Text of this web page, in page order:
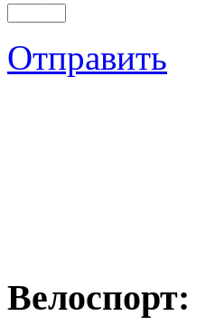
Отправить
Велоспорт: